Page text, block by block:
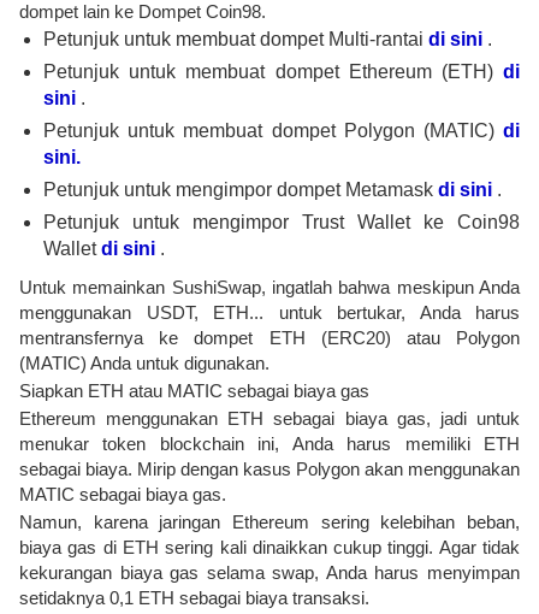
dompet lain ke Dompet Coin98.
Petunjuk untuk membuat dompet Multi-rantai di sini .
Petunjuk untuk membuat dompet Ethereum (ETH) di
sini .
Petunjuk untuk membuat dompet Polygon (MATIC) di
sini.
Petunjuk untuk mengimpor dompet Metamask di sini .
Petunjuk untuk mengimpor Trust Wallet ke Coin98
Walletdi sini .
Untuk memainkan SushiSwap, ingatlah bahwa meskipun Anda
menggunakan USDT, ETH... untuk bertukar, Anda harus
mentransfernya ke dompet ETH (ERC20) atau Polygon
(MATIC) Anda untuk digunakan.
Siapkan ETH atau MATIC sebagai biaya gas
Ethereum menggunakan ETH sebagai biaya gas, jadi untuk
menukar token blockchain ini, Anda harus memiliki ETH
sebagai biaya. Mirip dengan kasus Polygon akan menggunakan
MATIC sebagai biaya gas.
Namun, karena jaringan Ethereum sering kelebihan beban,
biaya gas di ETH sering kali dinaikkan cukup tinggi. Agar tidak
kekurangan biaya gas selama swap, Anda harus menyimpan
setidaknya 0,1 ETH sebagai biaya transaksi.